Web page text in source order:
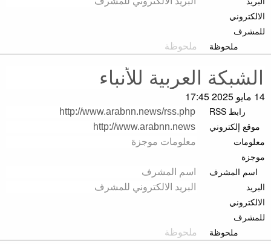
الالكتروني
للمشرف
ملحوظة
14 مايو 2025 17:45
رابط RSS
موقع إلكتروني
معلومات
موجزة
اسم المشرف
البريد
الالكتروني
للمشرف
ملحوظة